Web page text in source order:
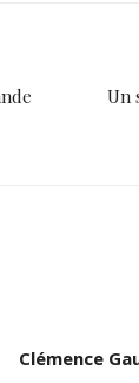
Un
Clémence